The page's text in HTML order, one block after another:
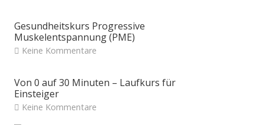
Gesundheitskurs Progressive
Muskelentspannung (PME)
Keine Kommentare
Von 0 auf 30 Minuten – Laufkurs für
Einsteiger
Keine Kommentare